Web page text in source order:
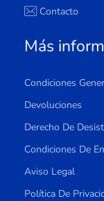
Contacto
Más
Condiciones
Devoluciones
Derecho De
Condiciones De
Aviso Legal
Política De